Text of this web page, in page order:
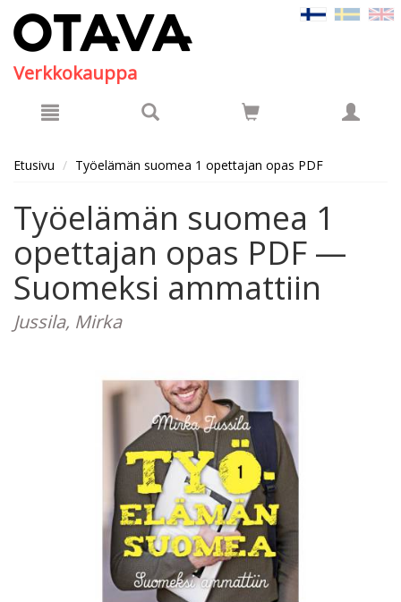
Verkkokauppa
Etusivu Työelämän suomea 1 opettajan opas PDF
Työelämän suomea 1
opettajan opas PDF —
Suomeksi ammattiin
Jussila, Mirka